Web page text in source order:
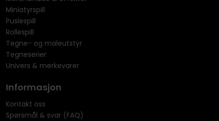
Miniatyrspill
Puslespill
Rollespill
Tegne- og maleutstyr
Tegneserier
Univers & merkevarer
Informasjon
Kontakt oss
Spørsmål & svar (FAQ)